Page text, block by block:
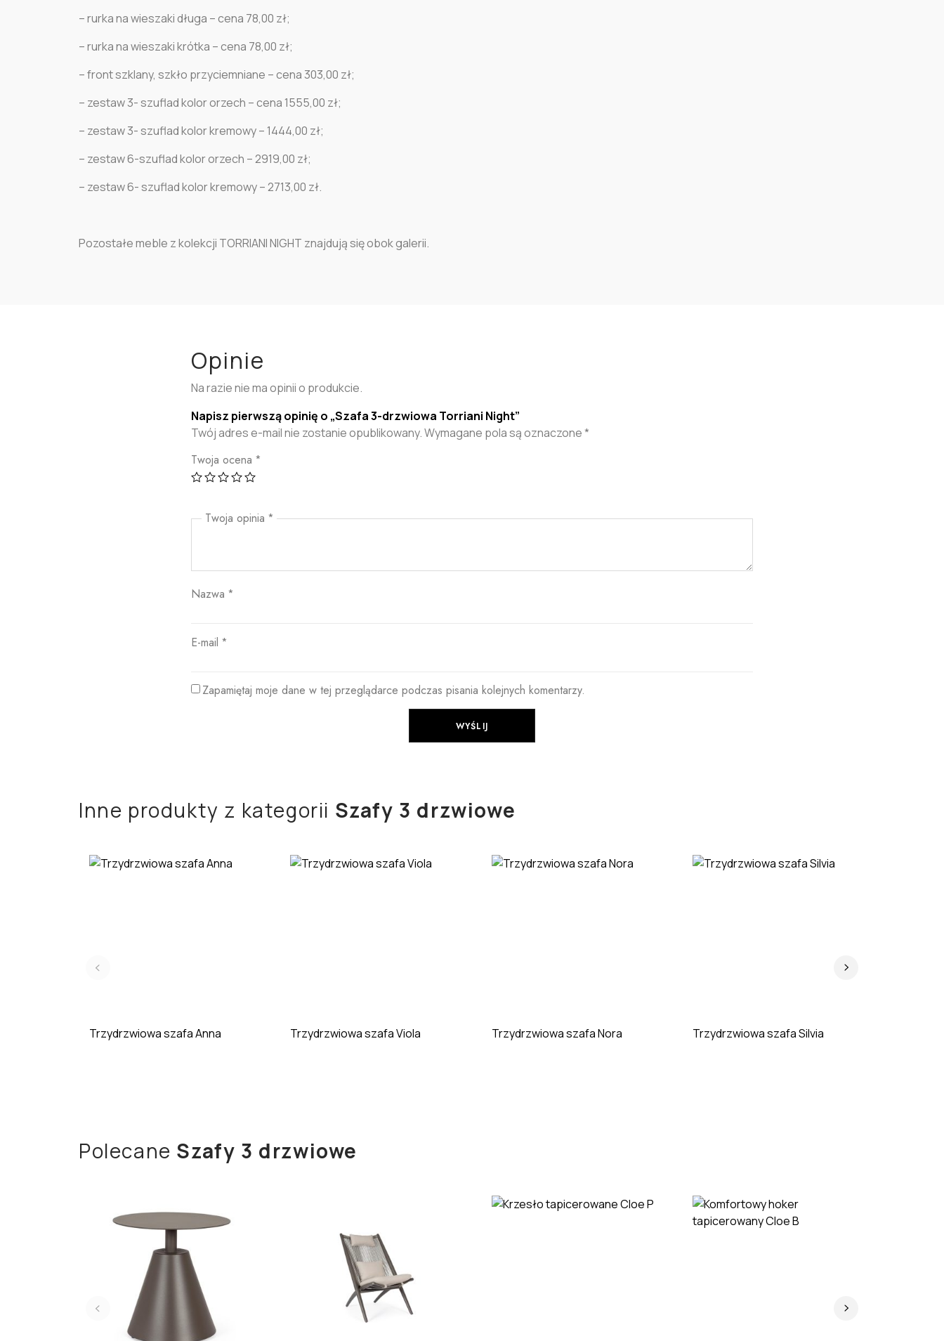
– rurka na wieszaki długa – cena 78,00 zł;
– rurka na wieszaki krótka – cena 78,00 zł;
– front szklany, szkło przyciemniane – cena 303,00 zł;
– zestaw 3- szuflad kolor orzech – cena 1555,00 zł;
– zestaw 3- szuflad kolor kremowy – 1444,00 zł;
– zestaw 6-szuflad kolor orzech – 2919,00 zł;
– zestaw 6- szuflad kolor kremowy – 2713,00 zł.
Pozostałe meble z kolekcji TORRIANI NIGHT znajdują się obok galerii.
Opinie
Na razie nie ma opinii o produkcie.
Napisz pierwszą opinię o „Szafa 3-drzwiowa Torriani Night”
Twój adres e-mail nie zostanie opublikowany.Wymagane pola są oznaczone*
Twoja ocena *
Twoja opinia *
Nazwa *
E-mail *
Zapamiętaj moje dane w tej przeglądarce podczas pisania kolejnych komentarzy.
Inne produkty z kategorii Szafy 3 drzwiowe
Trzydrzwiowa szafa Anna Trzydrzwiowa szafa Viola Trzydrzwiowa szafa Nora Trzydrzwiowa szafa Silvia
Polecane Szafy 3 drzwiowe